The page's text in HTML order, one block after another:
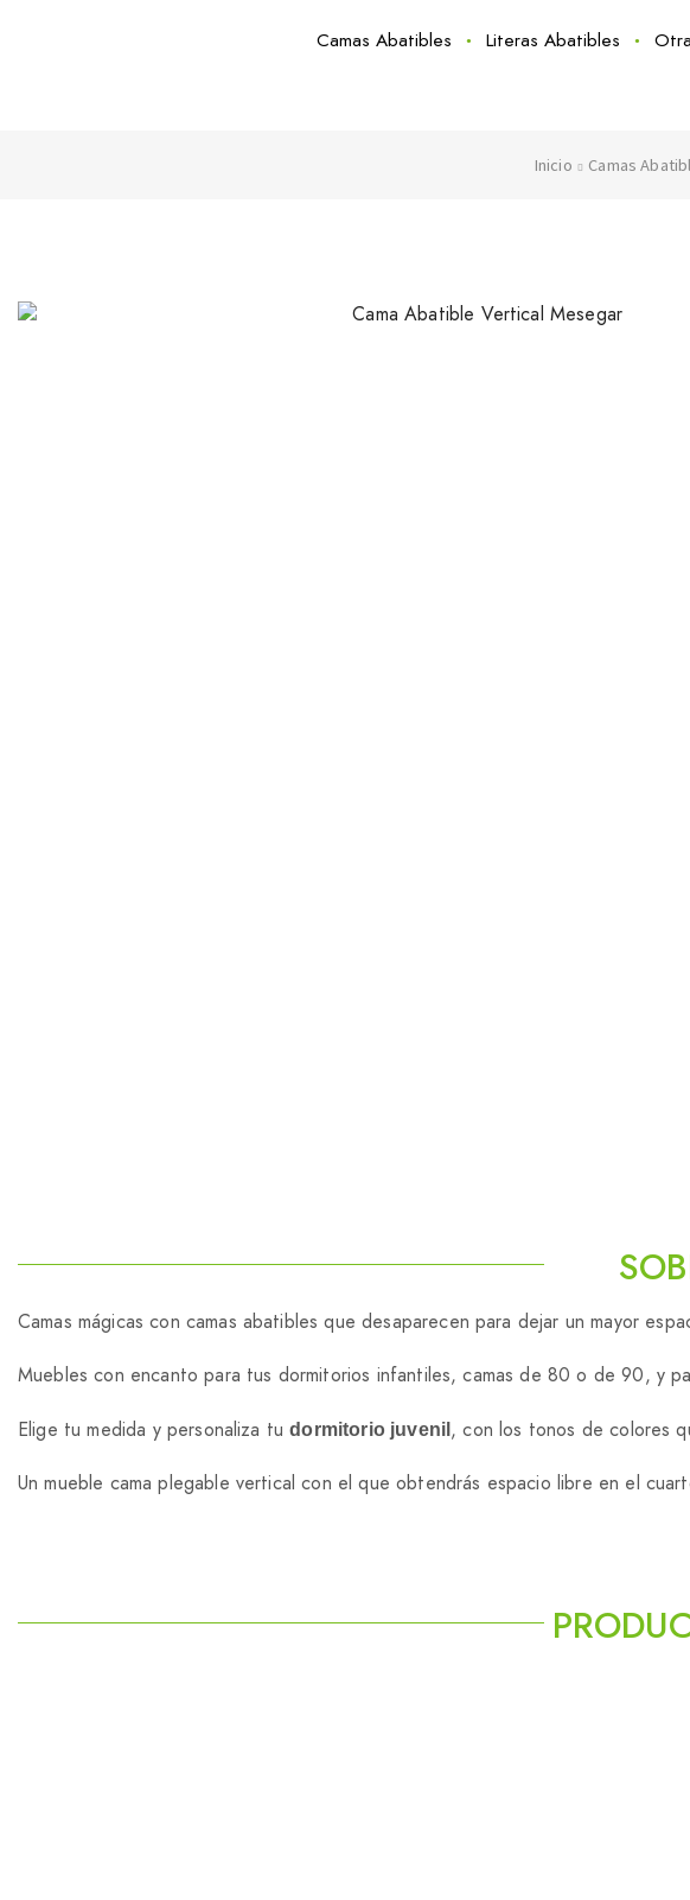
Camas Abatibles Literas Abatibles
Inicio Camas
Camas mágicas con camas abatibles que desaparecen para dejar un mayor
Muebles con encanto para tus dormitorios infantiles, camas de 80 o de 90, y
Elige tu medida y personaliza tudormitorio juvenil , con los tonos de colores
Un mueble cama plegable vertical con el que obtendrás espacio libre en el